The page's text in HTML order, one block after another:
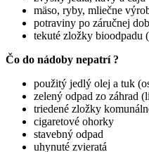
mäso, ryby, mliečne
potraviny po záručnej
tekuté zložky bioodpadu
Čo do nádoby nepatrí ?
použitý jedlý olej a tuk
zelený odpad zo záhrad
triedené zložky
cigaretové ohorky
stavebný odpad
uhynuté zvieratá